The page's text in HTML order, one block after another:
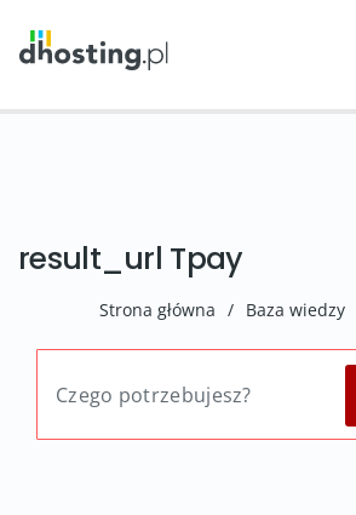
result_url Tpay
Strona główna / Baza wiedzy